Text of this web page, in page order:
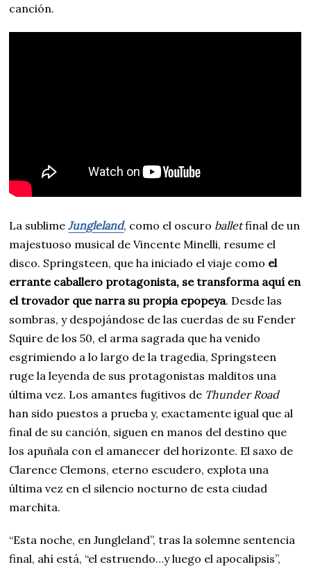
canción.
La sublimeJungleland, como el oscuro balletfinal de un
majestuoso musical de Vincente Minelli, resume el
disco. Springsteen, que ha iniciado el viaje como el
errante caballero protagonista, se transforma aquí en
el trovador que narra su propia epopeya. Desde las
sombras, y despojándose de las cuerdas de su Fender
Squire de los 50, el arma sagrada que ha venido
esgrimiendo a lo largo de la tragedia, Springsteen
ruge la leyenda de sus protagonistas malditos una
última vez. Los amantes fugitivos de Thunder Road
han sido puestos a prueba y, exactamente igual que al
final de su canción, siguen en manos del destino que
los apuñala con el amanecer del horizonte. El saxo de
Clarence Clemons, eterno escudero, explota una
última vez en el silencio nocturno de esta ciudad
marchita.
“Esta noche, en Jungleland”, tras la solemne sentencia
final, ahí está, “el estruendo…y luego el apocalipsis”,